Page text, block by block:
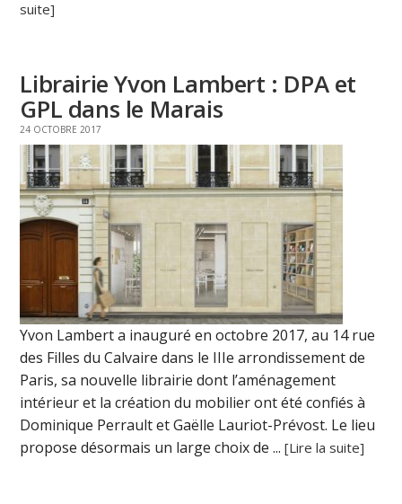
suite]
Librairie Yvon Lambert : DPA et
GPL dans le Marais
24 OCTOBRE 2017
Yvon Lambert a inauguré en octobre 2017, au 14 rue
des Filles du Calvaire dans le IIIe arrondissement de
Paris, sa nouvelle librairie dont l’aménagement
intérieur et la création du mobilier ont été confiés à
Dominique Perrault et Gaëlle Lauriot-Prévost. Le lieu
propose désormais un large choix de ...[Lire la suite]